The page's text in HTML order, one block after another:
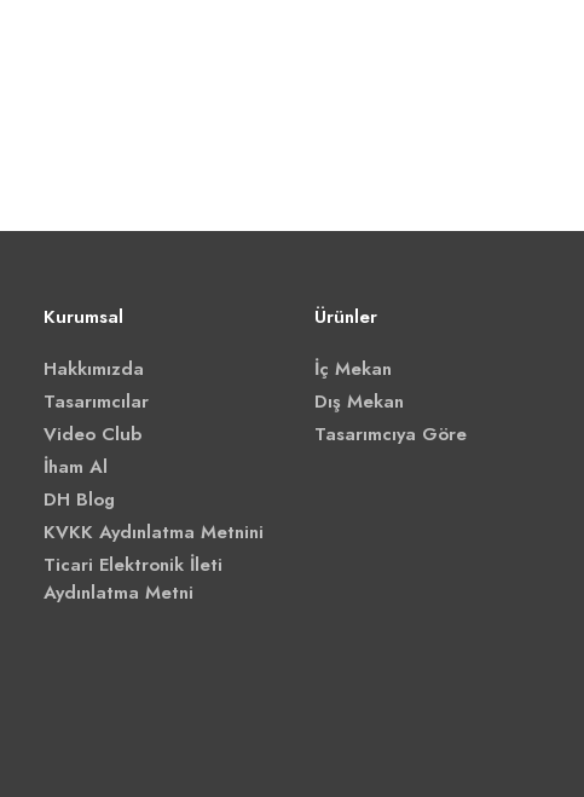
Kurumsal
Hakkımızda
Tasarımcılar
Video Club
İham Al
DH Blog
KVKK Aydınlatma Metnini
Ticari Elektronik İleti
Aydınlatma Metni
Ürünler
İç Mekan
Dış Mekan
Tasarımcıya Göre